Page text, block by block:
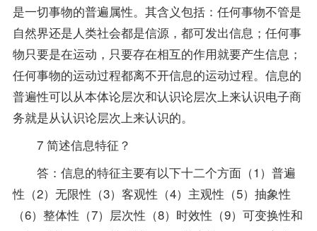
是一切事物的普遍属性。其含义包括：任何事物不管是
自然界还是人类社会都是信源，都可发出信息；任何事
物只要是在运动，只要存在相互的作用就要产生信息；
任何事物的运动过程都离不开信息的运动过程。信息的
普遍性可以从本体论层次和认识论层次上来认识电子商
务就是从认识论层次上来认识的。
7 简述信息特征？
答：信息的特征主要有以下十二个方面（1）普遍
性（2）无限性（3）客观性（4）主观性（5）抽象性
（6）整体性（7）层次性（8）时效性（9）可变换性和